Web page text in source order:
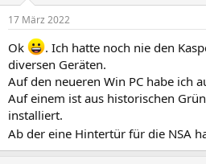
e
:
17 März 2022
Ok
. Ich hatte noch nie den
diversen Geräten.
Auf den neueren Win PC habe ich
Auf einem ist aus historischen
installiert.
Ab der eine Hintertür für die NSA